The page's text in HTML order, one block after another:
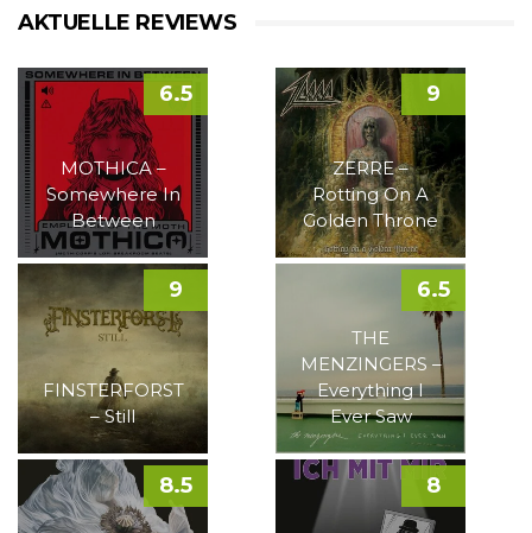
AKTUELLE REVIEWS
MOTHICA –
Somewhere In
Between
6.5
ZERRE –
Rotting On A
Golden Throne
9
FINSTERFORST
– Still
9
THE
MENZINGERS –
Everything I
Ever Saw
6.5
8.5 8